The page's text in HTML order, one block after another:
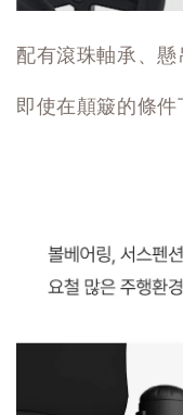
配有滾珠軸承、懸
即使在顛簸的條